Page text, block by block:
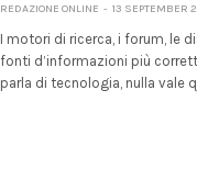
REDAZIONE ONLINE 13 SEPTEMBER
I motori di ricerca, i forum, le
fonti d’informazioni più
parla di tecnologia, nulla vale